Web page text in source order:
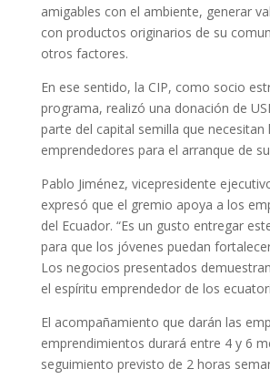
amigables con el ambiente, generar
con productos originarios de su
otros factores.
En ese sentido, la CIP, como socio
programa, realizó una donación de
parte del capital semilla que necesitan
emprendedores para el arranque de
Pablo Jiménez, vicepresidente
expresó que el gremio apoya a los
del Ecuador. “Es un gusto entregar
para que los jóvenes puedan
Los negocios presentados
el espíritu emprendedor de los
El acompañamiento que darán las
emprendimientos durará entre 4 y 6
seguimiento previsto de 2 horas